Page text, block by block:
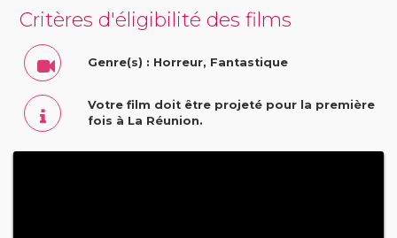
Critères d'éligibilité des films
Genre(s) : Horreur, Fantastique
Votre film doit être projeté pour la première
fois à La Réunion.